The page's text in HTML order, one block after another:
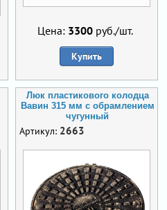
Цена: 3300руб./шт.
Купить
Люк пластикового колодца
Вавин 315 мм с обрамлением
чугунный
Артикул: 2663